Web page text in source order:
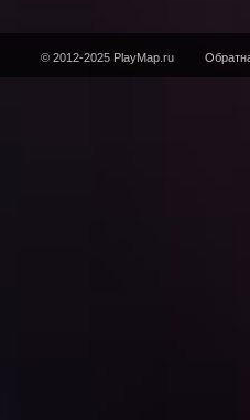
© 2012-2025 PlayMap.ru